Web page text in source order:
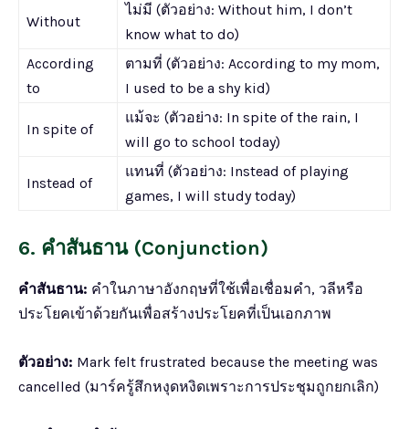
Without
ไม่มี (ตัวอย่าง: Without him, I don’t
know what to do)
According
to
ตามที่ (ตัวอย่าง: According to my mom,
I used to be a shy kid)
In spite of
แม้จะ (ตัวอย่าง: In spite of the rain, I
will go to school today)
Instead of
แทนที่ (ตัวอย่าง: Instead of playing
games, I will study today)
6. คำสันธาน (Conjunction)
คำสันธาน: คำในภาษาอังกฤษที่ใช้เพื่อเชื่อมคำ, วลีหรือ
ประโยคเข้าด้วยกันเพื่อสร้างประโยคที่เป็นเอกภาพ
ตัวอย่าง: Mark felt frustrated because the meeting was
cancelled (มาร์ครู้สึกหงุดหงิดเพราะการประชุมถูกยกเลิก)